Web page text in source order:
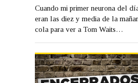
Cuando mi primer neurona del
eran las diez y media de la
cola para ver a Tom Waits…